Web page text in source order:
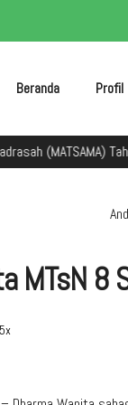
Beranda Profil
Tahun Ajaran
MTsN 8